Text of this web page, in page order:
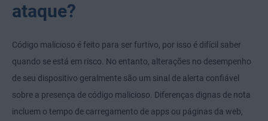
ataque?
Código malicioso é feito para ser furtivo, por isso é difícil saber
quando se está em risco. No entanto, alterações no desempenho
de seu dispositivo geralmente são um sinal de alerta confiável
sobre a presença de código malicioso. Diferenças dignas de nota
incluem o tempo de carregamento de apps ou páginas da web,